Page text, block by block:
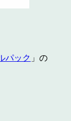
パック 」の